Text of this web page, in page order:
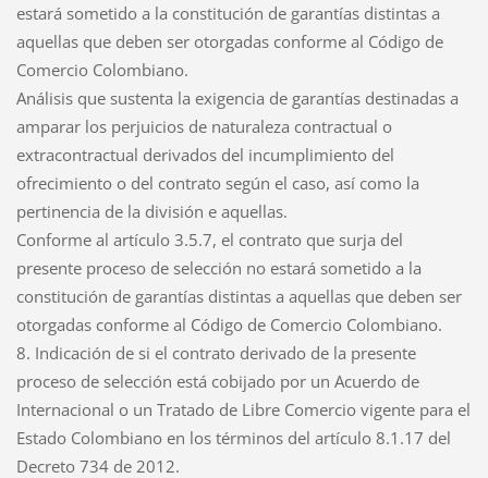
estará sometido a la constitución de garantías distintas a
aquellas que deben ser otorgadas conforme al Código de
Comercio Colombiano.
Análisis que sustenta la exigencia de garantías destinadas a
amparar los perjuicios de naturaleza contractual o
extracontractual derivados del incumplimiento del
ofrecimiento o del contrato según el caso, así como la
pertinencia de la división e aquellas.
Conforme al artículo 3.5.7, el contrato que surja del
presente proceso de selección no estará sometido a la
constitución de garantías distintas a aquellas que deben ser
otorgadas conforme al Código de Comercio Colombiano.
8. Indicación de si el contrato derivado de la presente
proceso de selección está cobijado por un Acuerdo de
Internacional o un Tratado de Libre Comercio vigente para el
Estado Colombiano en los términos del artículo 8.1.17 del
Decreto 734 de 2012.